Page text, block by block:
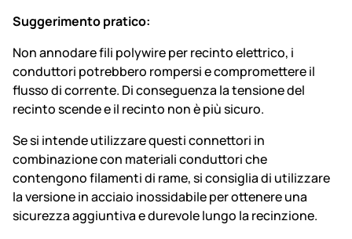
Suggerimento pratico:
Non annodare fili polywire per recinto elettrico, i
conduttori potrebbero rompersi e compromettere il
flusso di corrente. Di conseguenza la tensione del
recinto scende e il recinto non è più sicuro.
Se si intende utilizzare questi connettori in
combinazione con materiali conduttori che
contengono filamenti di rame, si consiglia di utilizzare
la versione in acciaio inossidabile per ottenere una
sicurezza aggiuntiva e durevole lungo la recinzione.